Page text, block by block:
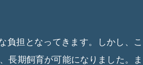
負担となってきます。しかし、こ
長期飼育が可能になりました。ま